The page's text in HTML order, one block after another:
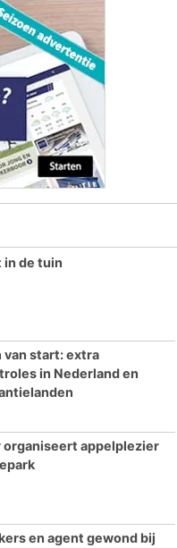
in de tuin
van start: extra
in Nederland en
organiseert appelplezier
en agent gewond bij